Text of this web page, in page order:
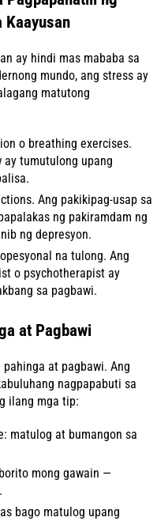
Kaayusan
ay hindi mas mababa sa
mundo, ang stress ay
matutong
o breathing exercises.
ay tumutulong upang
Ang pakikipag-usap sa
ng pakiramdam ng
ng depresyon.
na tulong. Ang
o psychotherapist ay
sa pagbawi.
at Pagbawi
at pagbawi. Ang
nagpapabuti sa
ilang mga tip:
matulog at bumangon sa
mong gawain —
bago matulog upang